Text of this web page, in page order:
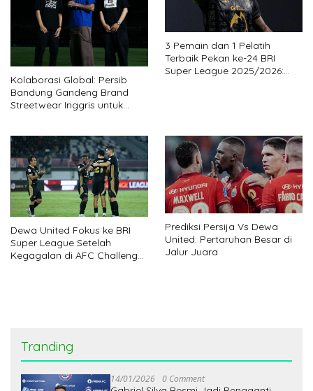
Kolaborasi Global: Persib
Bandung Gandeng Brand
Streetwear Inggris untuk
3 Pemain dan 1 Pelatih
Terbaik Pekan ke-24 BRI
Super League 2025/2026:
Dewa United Fokus ke BRI
Super League Setelah
Kegagalan di AFC Challenge
Prediksi Persija Vs Dewa
United: Pertaruhan Besar di
Jalur Juara
Tranding
14/01/2026 0 Comment